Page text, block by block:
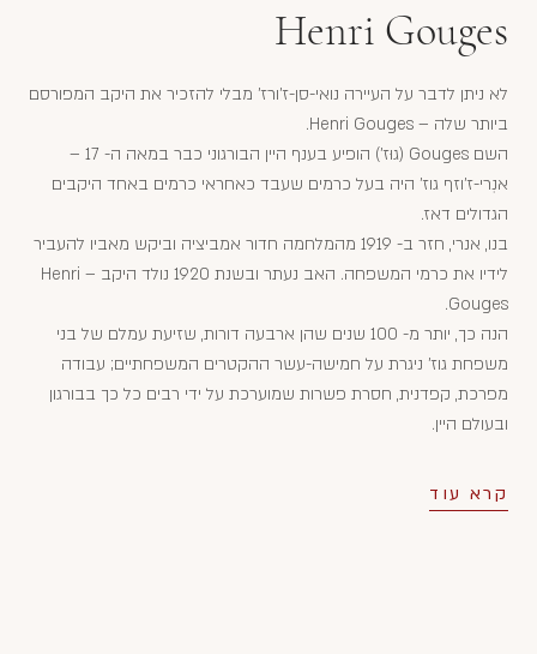
Henri Gouges
לא ניתן לדבר על העיירה נואי-סן-ז'ורז' מבלי להזכיר את היקב המפורסם
ביותר שלה – Henri Gouges.
השם Gouges (גוּז') הופיע בענף היין הבורגוני כבר במאה ה- 17 –
אנְרי-ז'וזף גוז' היה בעל כרמים שעבד כאחראי כרמים באחד היקבים
הגדולים דאז.
בנו, אנרי, חזר ב- 1919 מהמלחמה חדור אמביציה וביקש מאביו להעביר
לידיו את כרמי המשפחה. האב נעתר ובשנת 1920 נולד היקב – Henri
Gouges.
הנה כך, יותר מ- 100 שנים שהן ארבעה דורות, שזיעת עמלם של בני
משפחת גוז' ניגרת על חמישה-עשר ההקטרים המשפחתיים; עבודה
מפרכת, קפדנית, חסרת פשרות שמוערכת על ידי רבים כל כך בבורגון
ובעולם היין.
קרא עוד